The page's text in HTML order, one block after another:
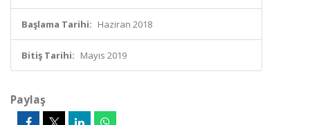
Başlama Tarihi: Haziran 2018
Bitiş Tarihi: Mayıs 2019
Paylaş